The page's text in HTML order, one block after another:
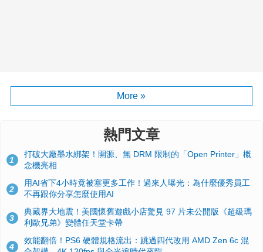
More »
熱門文章
1
打破大廠墨水綁架！開源、無 DRM 限制的「Open Printer」概
念機亮相
2
用AI省下4小時竟被塞更多工作！過來人曝光：為什麼優秀員工
不再跟你分享怎麼使用AI
3
典藏界大地震！美國懷舊遊戲小店驚見 97 片未公開版《超級瑪
利歐兄弟》變體任天堂卡帶
4
效能翻倍！PS6 硬體規格流出：跳過四代改用 AMD Zen 6c 混